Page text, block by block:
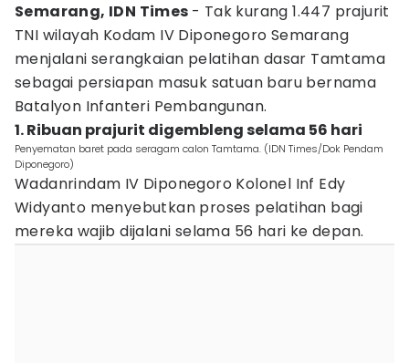
Semarang, IDN Times - Tak kurang 1.447 prajurit
TNI wilayah Kodam IV Diponegoro Semarang
menjalani serangkaian pelatihan dasar Tamtama
sebagai persiapan masuk satuan baru bernama
Batalyon Infanteri Pembangunan.
1. Ribuan prajurit digembleng selama 56 hari
Penyematan baret pada seragam calon Tamtama. (IDN Times/Dok Pendam
Diponegoro)
Wadanrindam IV Diponegoro Kolonel Inf Edy
Widyanto menyebutkan proses pelatihan bagi
mereka wajib dijalani selama 56 hari ke depan.